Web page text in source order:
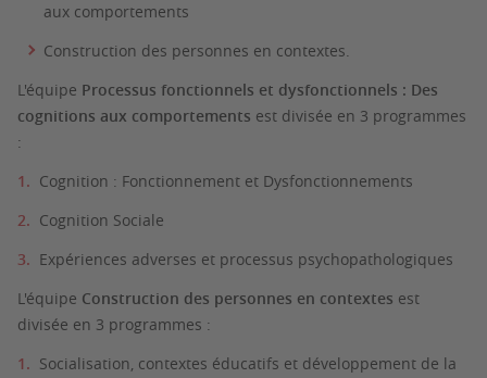
aux comportements
Construction des personnes en contextes.
L'équipe Processus fonctionnels et dysfonctionnels : Des
cognitions aux comportements est divisée en 3 programmes
:
Cognition : Fonctionnement et Dysfonctionnements
Cognition Sociale
Expériences adverses et processus psychopathologiques
L'équipe Construction des personnes en contextes est
divisée en 3 programmes :
Socialisation, contextes éducatifs et développement de la